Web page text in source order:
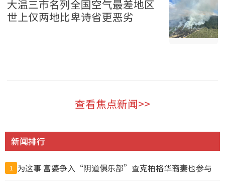
大温三市名列全国空气最差地区
世上仅两地比卑诗省更恶劣
查看焦点新闻>>
新闻排行
1 为这事 富婆争入“阴道俱乐部”查克柏格华裔妻也参与